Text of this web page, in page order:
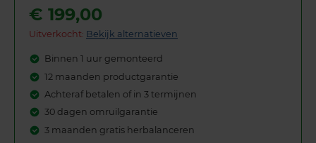
€ 199,00
Uitverkocht: Bekijk alternatieven
Binnen 1 uur gemonteerd
12 maanden productgarantie
Achteraf betalen of in 3 termijnen
30 dagen omruilgarantie
3 maanden gratis herbalanceren